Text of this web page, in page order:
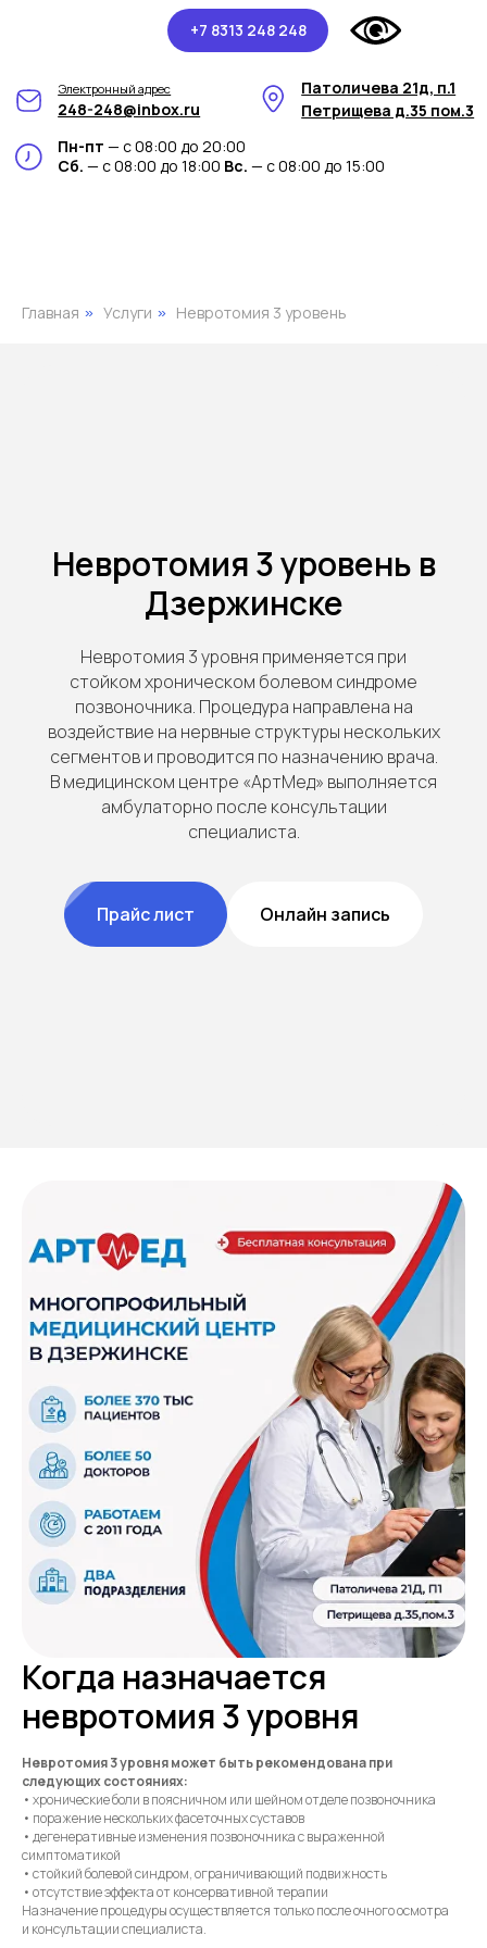
+7 8313 248 248
Пн-пт — с 08:00 до 20:00
Сб.— с 08:00 до 18:00Вс.— с 08:00 до 15:00
Главная » Услуги » Невротомия 3 уровень
Невротомия 3 уровень в
Дзержинске
Невротомия 3 уровня применяется при
стойком хроническом болевом синдроме
позвоночника. Процедура направлена на
воздействие на нервные структуры нескольких
сегментов и проводится по назначению врача.
В медицинском центре «АртМед» выполняется
амбулаторно после консультации
специалиста.
Прайс лист Онлайн запись
Когда назначается
невротомия 3 уровня
Невротомия 3 уровня может быть рекомендована при
следующих состояниях:
• хронические боли в поясничном или шейном отделе позвоночника
• поражение нескольких фасеточных суставов
• дегенеративные изменения позвоночника с выраженной
симптоматикой
• стойкий болевой синдром, ограничивающий подвижность
• отсутствие эффекта от консервативной терапии
Назначение процедуры осуществляется только после очного осмотра
и консультации специалиста.